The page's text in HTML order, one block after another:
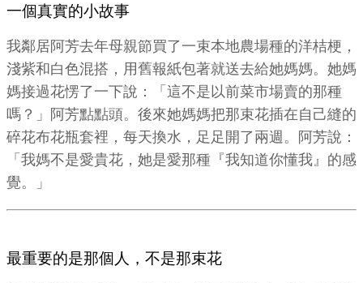
一個真實的小故事
我鄰居阿芳去年母親節買了一束本地農場種的洋桔梗，
淺紫和白色混搭，用舊報紙包著就送去給她媽媽。她媽
媽接過花愣了一下說：「這不是以前菜市場賣的那種
嗎？」阿芳點點頭。後來她媽媽把那束花插在自己縫的
碎花布花瓶套裡，每天換水，足足開了兩週。阿芳說：
「我媽不是愛貴花，她是愛那種『我知道你懂我』的感
覺。」
最重要的是那個人，不是那束花